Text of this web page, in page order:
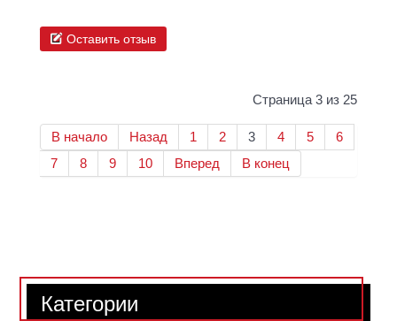
Оставить отзыв
Страница 3 из 25
В начало Назад 1 2 3 4 5
6
7
8 9 10 Вперед В конец
Категории